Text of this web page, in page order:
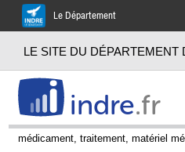
Le Département
LE SITE DU DÉPARTEMENT
indre.fr
médicament, traitement, matériel